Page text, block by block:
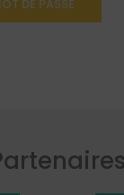
DE PASSE